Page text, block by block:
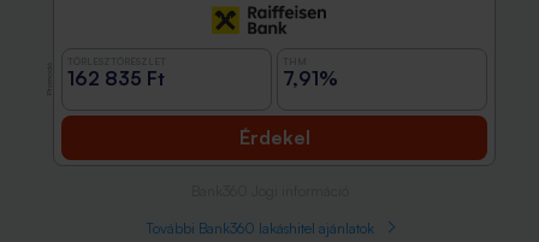
162 835 Ft 7,91%
Érdekel
További Bank360 lakáshitel ajánlatok